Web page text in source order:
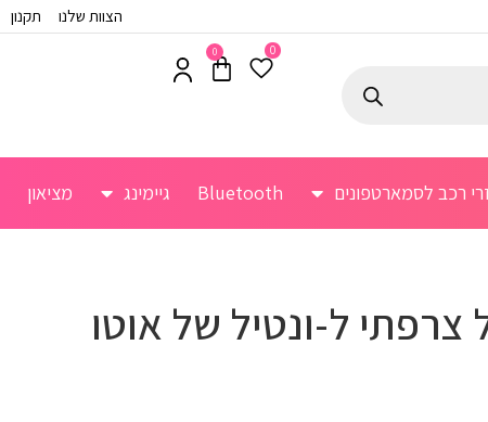
הצוות שלנו תקנון
0
0
רכב לסמארטפונים Bluetooth גיימינג מציאון
ל-ונטיל של אוטו